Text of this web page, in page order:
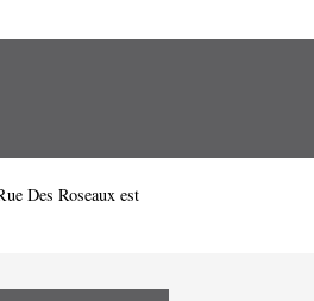
Des Roseaux est